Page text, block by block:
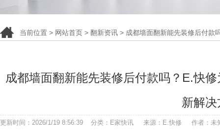
当前位置 > 网站首页 > 翻新资讯 > 成都墙面翻新能先装修后付款
成都墙面翻新能先装修后付款吗？E.快
新解决
更新时间：2026/1/19 8:56:39 分类：E家快讯 来源：E.快修 作者：未